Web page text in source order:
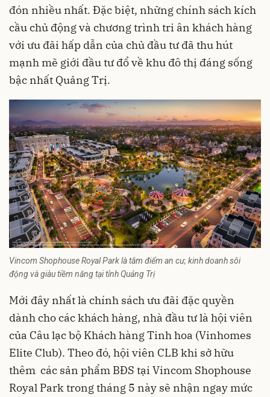
đón nhiều nhất. Đặc biệt, những chính sách kích
cầu chủ động và chương trình tri ân khách hàng
với ưu đãi hấp dẫn của chủ đầu tư đã thu hút
mạnh mẽ giới đầu tư đổ về khu đô thị đáng sống
bậc nhất Quảng Trị.
Vincom Shophouse Royal Park là tâm điểm an cư, kinh doanh sôi
động và giàu tiềm năng tại tỉnh Quảng Trị
Mới đây nhất là chính sách ưu đãi đặc quyền
dành cho các khách hàng, nhà đầu tư là hội viên
của Câu lạc bộ Khách hàng Tinh hoa (Vinhomes
Elite Club). Theo đó, hội viên CLB khi sở hữu
thêm các sản phẩm BĐS tại Vincom Shophouse
Royal Park trong tháng 5 này sẽ nhận ngay mức